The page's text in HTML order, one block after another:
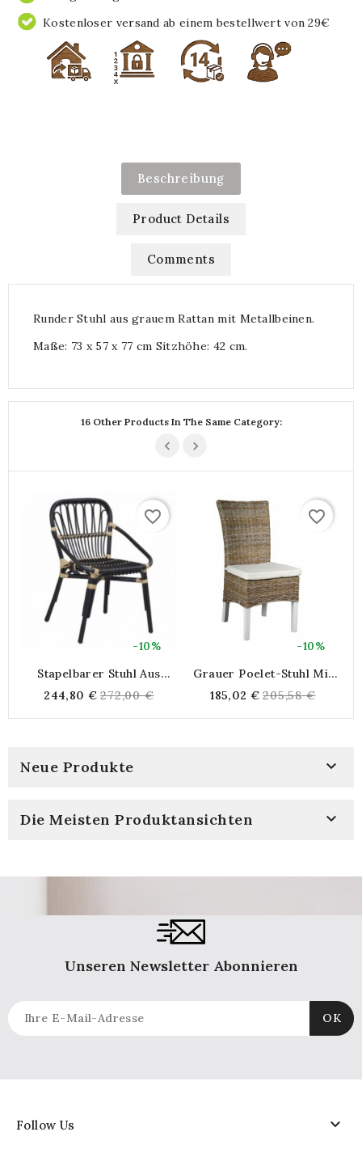
Kostenloser versand ab einem bestellwert von 29€
Beschreibung
Product Details
Comments
Runder Stuhl aus grauem Rattan mit Metallbeinen.
Maße: 73 x 57 x 77 cm Sitzhöhe: 42 cm.
16 Other Products In The Same Category:
-10%
favorite_border
Stapelbarer Stuhl Aus
Gebeiztem Rattan
244,80 € Regular
price
272,00 €
-10%
favorite_border
Grauer Poelet-Stuhl Mit
185,02 € Regular
price
205,58 €
Neue Produkte 
Die Meisten Produktansichten 
Unseren Newsletter Abonnieren
Follow Us 